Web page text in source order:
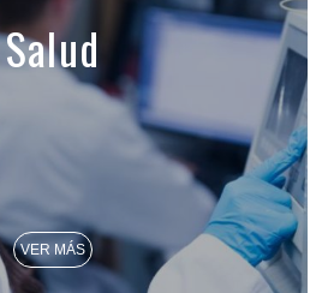
Salud
VER MÁS